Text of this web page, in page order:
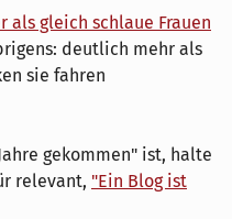
als gleich schlaue Frauen
deutlich mehr als
sie fahren
gekommen" ist, halte
relevant, "Ein Blog ist